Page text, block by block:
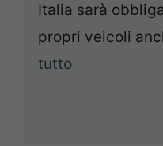
Italia sarà
propri veicoli
tutto